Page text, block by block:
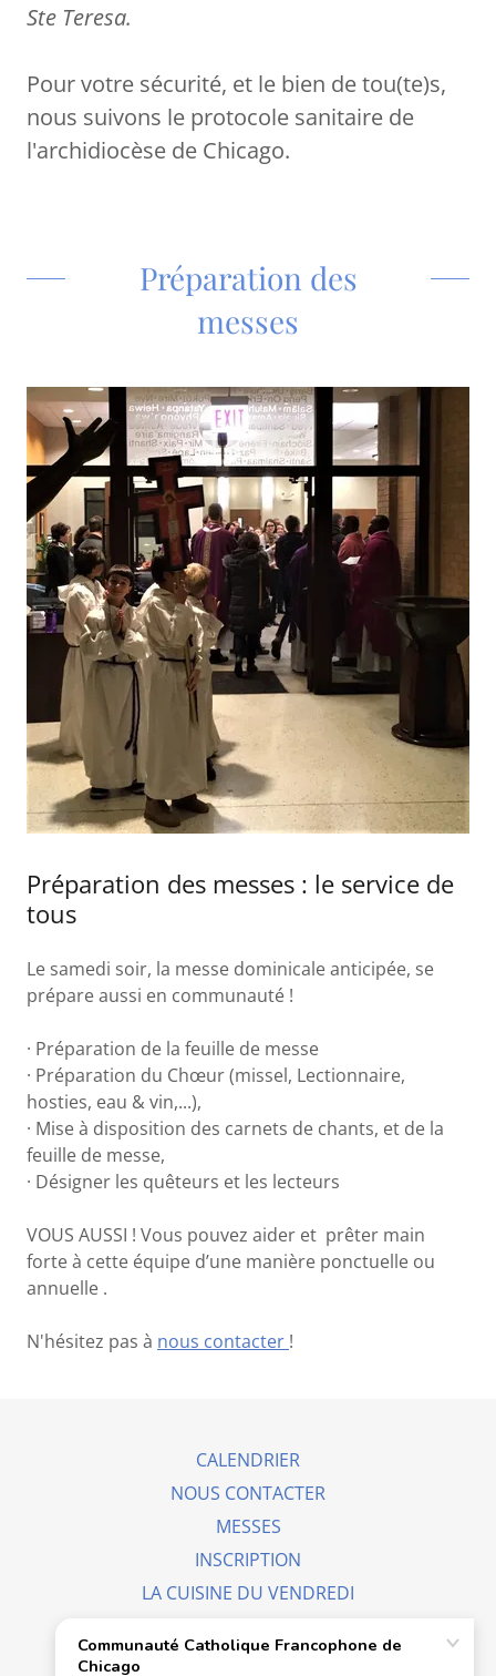
Ste Teresa.
Pour votre sécurité, et le bien de tou(te)s,
nous suivons le protocole sanitaire de
l'archidiocèse de Chicago.
Préparation des
messes
Préparation des messes : le service de
tous
Le samedi soir, la messe dominicale anticipée, se
prépare aussi en communauté !
· Préparation de la feuille de messe
· Préparation du Chœur (missel, Lectionnaire,
hosties, eau & vin,...),
· Mise à disposition des carnets de chants, et de la
feuille de messe,
· Désigner les quêteurs et les lecteurs
VOUS AUSSI ! Vous pouvez aider et prêter main
forte à cette équipe d’une manière ponctuelle ou
annuelle .
N'hésitez pas à nous contacter !
CALENDRIER
NOUS CONTACTER
MESSES
INSCRIPTION
LA CUISINE DU VENDREDI